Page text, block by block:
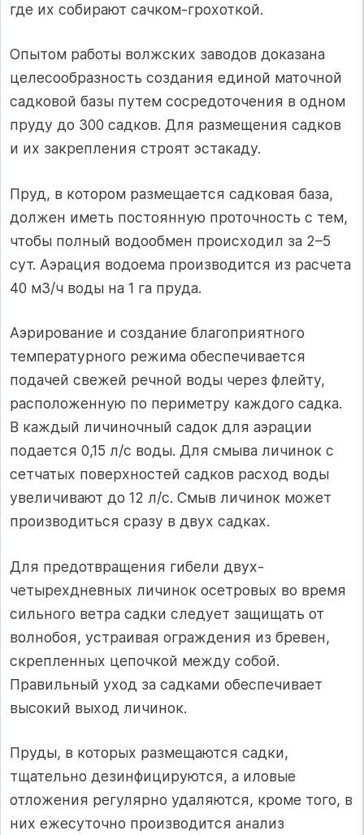
где их собирают сачком-грохоткой.
Опытом работы волжских заводов доказана
целесообразность создания единой маточной
садковой базы путем сосредоточения в одном
пруду до 300 садков. Для размещения садков
и их закрепления строят эстакаду.
Пруд, в котором размещается садковая база,
должен иметь постоянную проточность с тем,
чтобы полный водообмен происходил за 2–5
сут. Аэрация водоема производится из расчета
40 м3/ч воды на 1 га пруда.
Аэрирование и создание благоприятного
температурного режима обеспечивается
подачей свежей речной воды через флейту,
расположенную по периметру каждого садка.
В каждый личиночный садок для аэрации
подается 0,15 л/с воды. Для смыва личинок с
сетчатых поверхностей садков расход воды
увеличивают до 12 л/с. Смыв личинок может
производиться сразу в двух садках.
Для предотвращения гибели двух-
четырехдневных личинок осетровых во время
сильного ветра садки следует защищать от
волнобоя, устраивая ограждения из бревен,
скрепленных цепочкой между собой.
Правильный уход за садками обеспечивает
высокий выход личинок.
Пруды, в которых размещаются садки,
тщательно дезинфицируются, а иловые
отложения регулярно удаляются, кроме того, в
них ежесуточно производится анализ